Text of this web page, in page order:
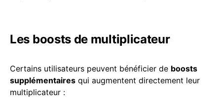
Les boosts de multiplicateur
Certains utilisateurs peuvent bénéficier de boosts
supplémentaires qui augmentent directement leur
multiplicateur :